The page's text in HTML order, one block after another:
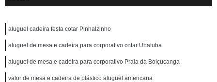
aluguel cadeira festa cotar Pinhalzinho
aluguel de mesa e cadeira para corporativo cotar Ubatuba
aluguel de mesa e cadeira para corporativo Praia da Boiçucanga
valor de mesa e cadeira de plástico aluguel americana